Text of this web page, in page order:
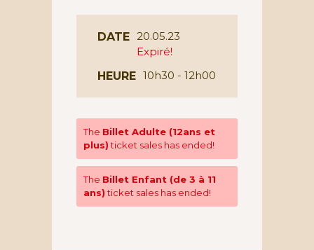
DATE 20.05.23
Expiré!
HEURE 10h30 - 12h00
The Billet Adulte (12ans et
plus)ticket sales has ended!
The Billet Enfant (de 3 à 11
ans)ticket sales has ended!